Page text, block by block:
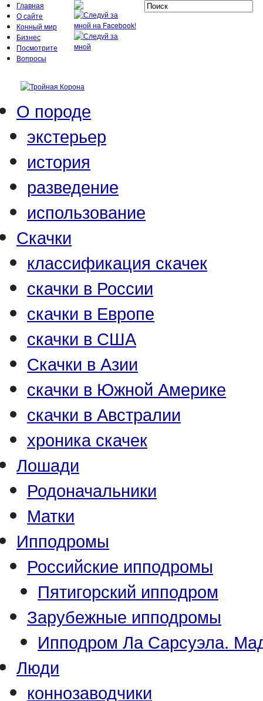
Главная
О сайте
Конный мир
Бизнес
Посмотрите
Вопросы
О породе
экстерьер
история
разведение
использование
Скачки
классификация скачек
скачки в России
скачки в Европе
скачки в США
Скачки в Азии
скачки в Южной Америке
скачки в Австралии
хроника скачек
Лошади
Родоначальники
Матки
Ипподромы
Российские ипподромы
Пятигорский ипподром
Зарубежные ипподромы
Ипподром Ла Сарсуэла.
Люди
коннозаводчики